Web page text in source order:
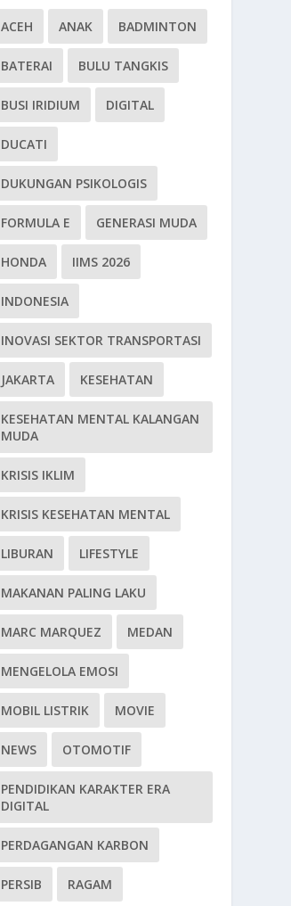
ACEH ANAK BADMINTON
BATERAI BULU TANGKIS
BUSI IRIDIUM DIGITAL
DUCATI
DUKUNGAN PSIKOLOGIS
FORMULA E GENERASI MUDA
HONDA IIMS 2026
INDONESIA
INOVASI SEKTOR TRANSPORTASI
JAKARTA KESEHATAN
KESEHATAN MENTAL KALANGAN
MUDA
KRISIS IKLIM
KRISIS KESEHATAN MENTAL
LIBURAN LIFESTYLE
MAKANAN PALING LAKU
MARC MARQUEZ MEDAN
MENGELOLA EMOSI
MOBIL LISTRIK MOVIE
NEWS OTOMOTIF
PENDIDIKAN KARAKTER ERA
DIGITAL
PERDAGANGAN KARBON
PERSIB RAGAM